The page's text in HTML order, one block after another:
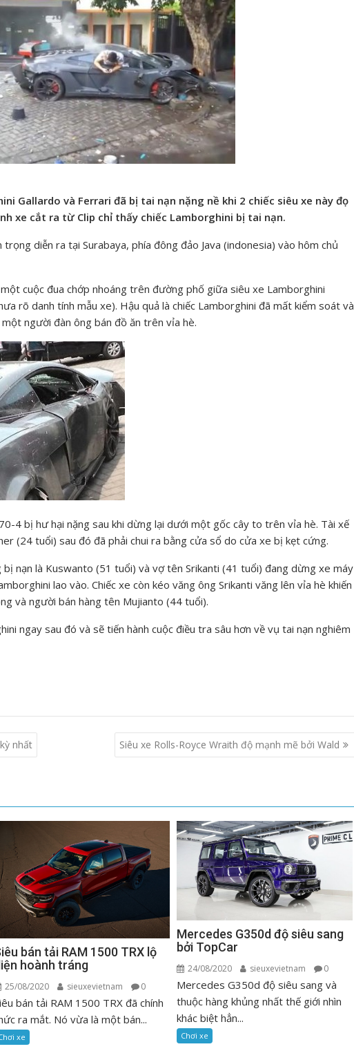
Gallardo và Ferrari đã bị tai nạn nặng nề khi 2 chiếc siêu xe này đọ
xe cắt ra từ Clip chỉ thấy chiếc Lamborghini bị tai nạn.
diễn ra tại Surabaya, phía đông đảo Java (indonesia) vào hôm chủ
cuộc đua chớp nhoáng trên đường phố giữa siêu xe Lamborghini
rõ danh tính mẫu xe). Hậu quả là chiếc Lamborghini đã mất kiểm soát và
người đàn ông bán đồ ăn trên vỉa hè.
4 bị hư hại nặng sau khi dừng lại dưới một gốc cây to trên vỉa hè. Tài xế
(24 tuổi) sau đó đã phải chui ra bằng cửa sổ do cửa xe bị kẹt cứng.
nạn là Kuswanto (51 tuổi) và vợ tên Srikanti (41 tuổi) đang dừng xe máy
lao vào. Chiếc xe còn kéo văng ông Srikanti văng lên vỉa hè khiến
và người bán hàng tên Mujianto (44 tuổi).
ngay sau đó và sẽ tiến hành cuộc điều tra sâu hơn về vụ tai nạn nghiêm
nhất Siêu xe Rolls-Royce Wraith độ mạnh mẽ bởi Wald
bán tải RAM 1500 TRX lộ
hoành tráng
25/08/2020 sieuxevietnam 0
bán tải RAM 1500 TRX đã chính
ra mắt. Nó vừa là một bán...
xe
Mercedes G350d độ siêu sang
bởi TopCar
24/08/2020 sieuxevietnam 0
Mercedes G350d độ siêu sang và
thuộc hàng khủng nhất thế giới nhìn
khác biệt hẳn...
Chơi xe